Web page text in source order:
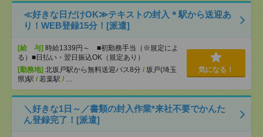
≪好きな日だけOK≫テキストの封入＊駅から送迎あ
り！WEB登録15分！[派遣]
[給 与] 時給1339円～ ■初勤務手当（※規定によ
る）■日払い・翌日振込OK（規定あり）
[勤務地] 北坂戸駅から無料送迎バス8分 / 坂戸(埼玉
県)駅 / 若葉駅 / …
気になる！
＼好きな1日～／書類の封入作業*来社不要でかんた
ん登録完了！[派遣]